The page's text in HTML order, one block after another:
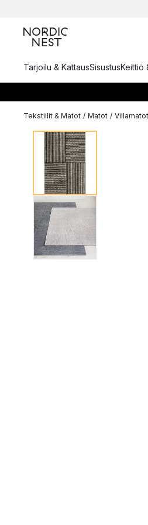
Tarjoilu & KattausSisustusKeittiö
Tekstiilit & Matot / Matot / Villamatot